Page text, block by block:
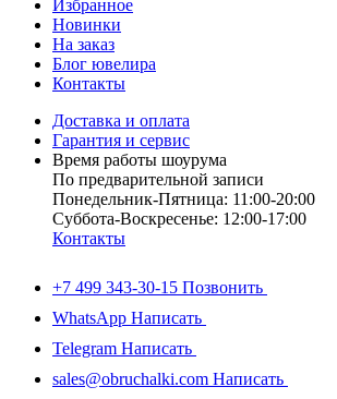
Избранное
Новинки
На заказ
Блог ювелира
Контакты
Доставка и оплата
Гарантия и сервис
Время работы шоурума
По предварительной записи
Понедельник-Пятница: 11:00-20:00
Суббота-Bоcкресенье: 12:00-17:00
Контакты
+7 499 343-30-15 Позвонить
WhatsApp Написать
Telegram Написать
sales@obruchalki.com Написать